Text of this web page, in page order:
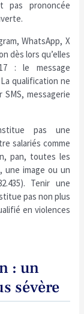
prononcée
WhatsApp, X
dès lors qu’elles
: le message
qualification ne
messagerie
pas une
salariés comme
pan, toutes les
image ou un
Tenir une
pas non plus
en violences
: un
sévère